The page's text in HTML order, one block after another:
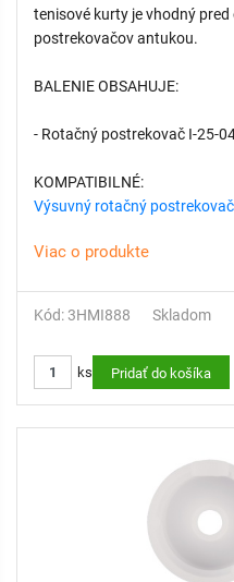
tenisové kurty je vhodný
postrekovačov antukou.
BALENIE OBSAHUJE:
- Rotačný postrekovač I-25-
KOMPATIBILNÉ:
Výsuvný rotačný
Výsuvný rotačný postrekovač
Viac o produkte
Kód: 3HMI888 Skladom
ks Pridať do košíka